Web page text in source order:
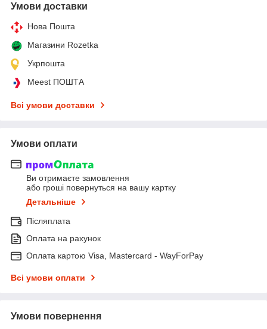
Умови доставки
Нова Пошта
Магазини Rozetka
Укрпошта
Meest ПОШТА
Всі умови доставки
Умови оплати
Ви отримаєте замовлення
або гроші повернуться на вашу картку
Детальніше
Післяплата
Оплата на рахунок
Оплата картою Visa, Mastercard - WayForPay
Всі умови оплати
Умови повернення